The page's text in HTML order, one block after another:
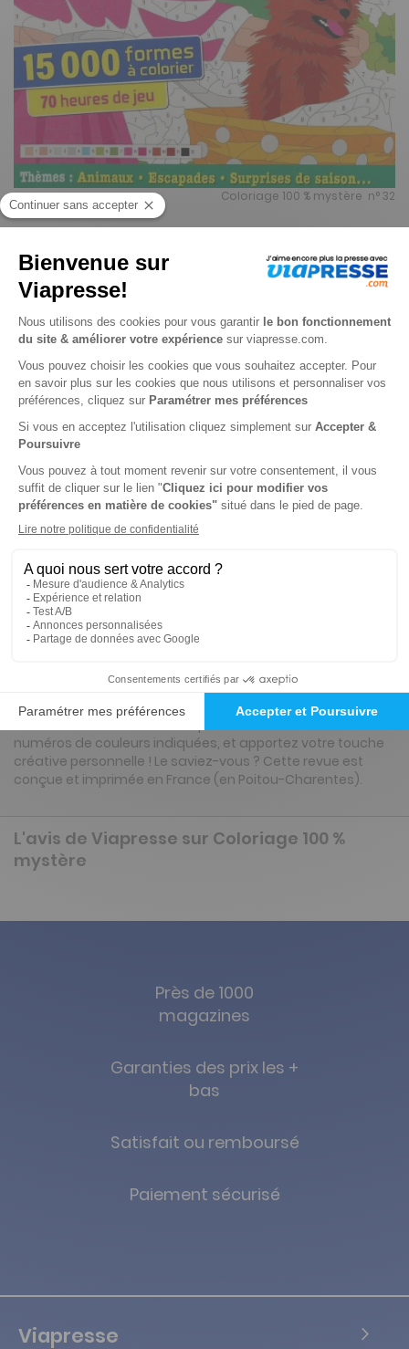
Coloriage 100 % mystère n° 32
Je choisis un support
Papier
Je choisis une durée
-20%
Abonnement 1 an
4 n° • Papier
25€50 Tarif Kiosque : 31€80
Tarif France métropolitaine
Présentation du magazine Coloriage 100 %
Avec ce livre de coloriages anti-stress, les dessins se
numéros de couleurs indiquées, et apportez votre touche
créative personnelle ! Le saviez-vous ? Cette revue est
conçue et imprimée en France (en Poitou-Charentes).
L'avis de Viapresse sur Coloriage 100 %
mystère
Près de 1000
magazines
Garanties des prix les +
bas
Satisfait ou remboursé
Paiement sécurisé
Viapresse